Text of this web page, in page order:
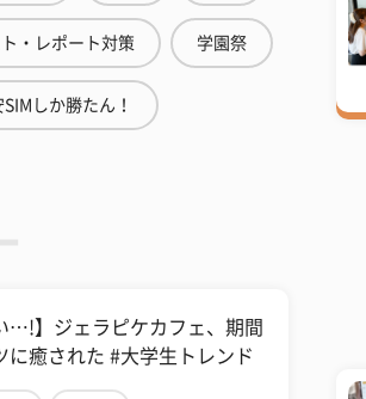
・レポート対策 学園祭
しか勝たん！
…!】ジェラピケカフェ、期間
に癒された #大学生トレンド